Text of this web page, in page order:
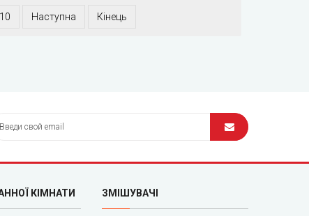
10 Наступна Кінець
КІМНАТИ ЗМІШУВАЧІ